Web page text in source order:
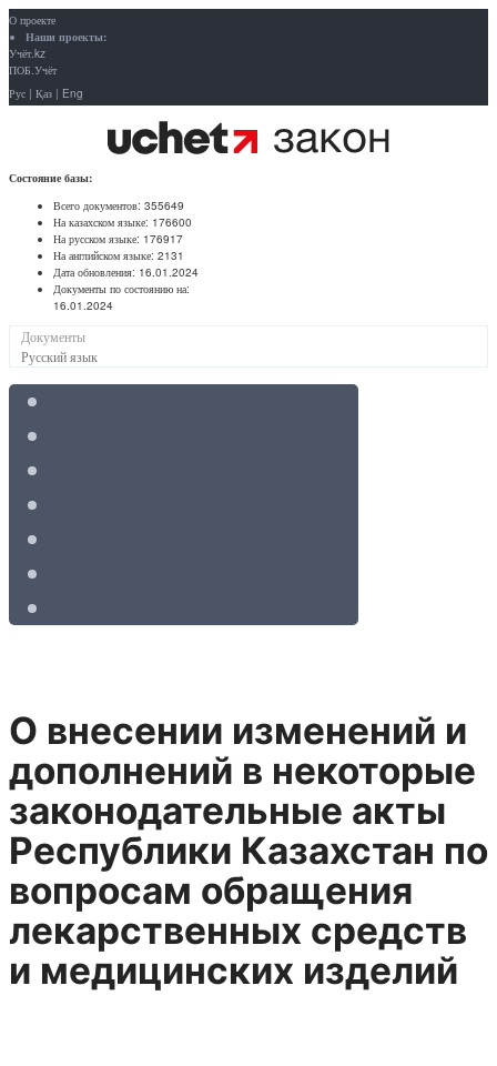
О проекте
Наши проекты:
Учёт.kz
ПОБ.Учёт
Рус | Қаз | Eng
Состояние базы:
Всего документов: 355649
На казахском языке: 176600
На русском языке: 176917
На английском языке: 2131
Дата обновления: 16.01.2024
Документы по состоянию на:
16.01.2024
Документы
Русский язык
О внесении изменений и
дополнений в некоторые
законодательные акты
Республики Казахстан по
вопросам обращения
лекарственных средств
и медицинских изделий